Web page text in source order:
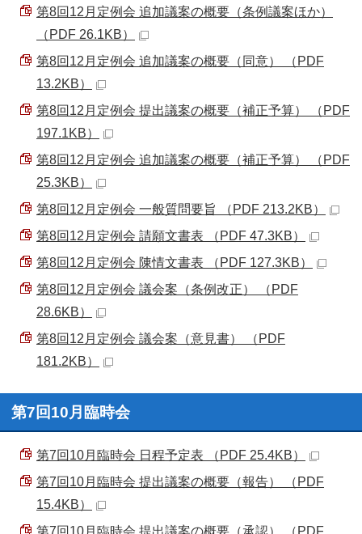
第8回12月定例会 追加議案の概要（条例議案ほか）
（PDF 26.1KB）
第8回12月定例会 追加議案の概要（同意） （PDF
13.2KB）
第8回12月定例会 提出議案の概要（補正予算） （PDF
197.1KB）
第8回12月定例会 追加議案の概要（補正予算） （PDF
25.3KB）
第8回12月定例会 一般質問要旨 （PDF 213.2KB）
第8回12月定例会 請願文書表 （PDF 47.3KB）
第8回12月定例会 陳情文書表 （PDF 127.3KB）
第8回12月定例会 議会案（条例改正） （PDF
28.6KB）
第8回12月定例会 議会案（意見書） （PDF
181.2KB）
第7回10月臨時会
第7回10月臨時会 日程予定表 （PDF 25.4KB）
第7回10月臨時会 提出議案の概要（報告） （PDF
15.4KB）
第7回10月臨時会 提出議案の概要（承認） （PDF